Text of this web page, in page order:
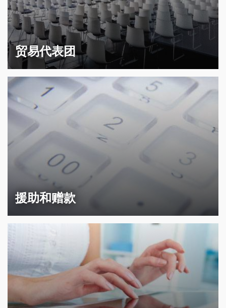
贸易代表团
援助和赠款